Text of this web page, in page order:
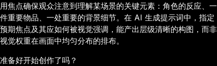
用焦点确保观众注意到理解某场景的关键元素：角色的反应、一
件重要物品、一处重要的背景细节。在 AI 生成提示词中，指定
预期焦点及其应如何被视觉强调，能产出层级清晰的构图，而非
视觉权重在画面中均匀分布的排布。
准备好开始创作了吗？